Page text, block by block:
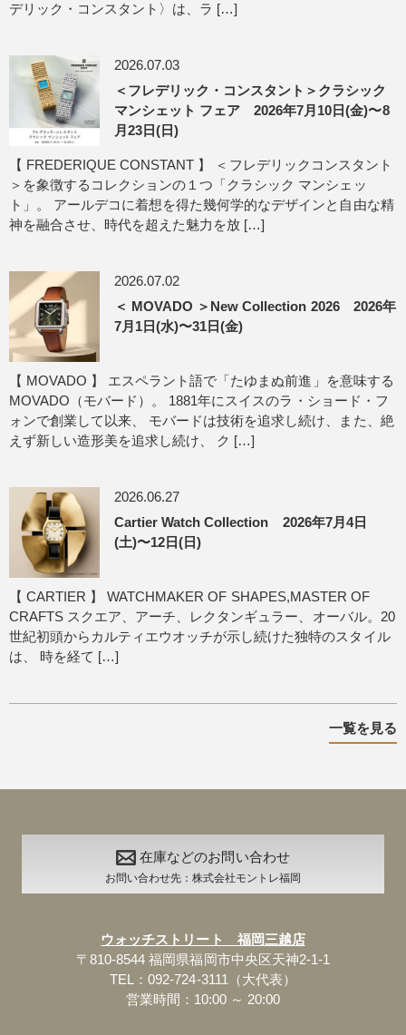
デリック・コンスタント〉は、ラ […]
2026.07.03
＜フレデリック・コンスタント＞クラシック
マンシェット フェア 2026年7月10日(金)〜8
月23日(日)
【 FREDERIQUE CONSTANT 】 ＜フレデリックコンスタント
＞を象徴するコレクションの１つ「クラシック マンシェッ
ト」。 アールデコに着想を得た幾何学的なデザインと自由な精
神を融合させ、時代を超えた魅力を放 […]
2026.07.02
＜ MOVADO ＞New Collection 2026 2026年
7月1日(水)〜31日(金)
【 MOVADO 】 エスペラント語で「たゆまぬ前進」を意味する
MOVADO（モバード）。 1881年にスイスのラ・ショード・フ
ォンで創業して以来、 モバードは技術を追求し続け、また、絶
えず新しい造形美を追求し続け、 ク […]
2026.06.27
Cartier Watch Collection 2026年7月4日
(土)〜12日(日)
【 CARTIER 】 WATCHMAKER OF SHAPES,MASTER OF
CRAFTS スクエア、アーチ、レクタンギュラー、オーバル。20
世紀初頭からカルティエウオッチが示し続けた独特のスタイル
は、 時を経て […]
一覧を見る
在庫などのお問い合わせ
お問い合わせ先：株式会社モントレ福岡
ウォッチストリート 福岡三越店
〒810-8544 福岡県福岡市中央区天神2-1-1
TEL：092-724-3111（大代表）
営業時間：10:00 ～ 20:00